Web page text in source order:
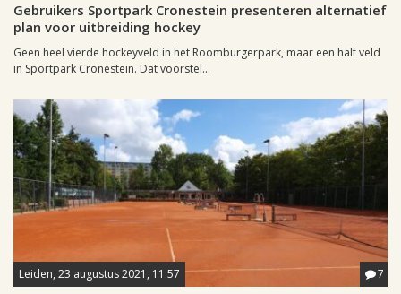
Gebruikers Sportpark Cronestein presenteren alternatief
plan voor uitbreiding hockey
Geen heel vierde hockeyveld in het Roomburgerpark, maar een half veld
in Sportpark Cronestein. Dat voorstel...
Leiden, 23 augustus 2021, 11:57 7